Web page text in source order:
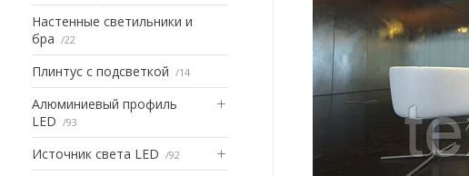
Настенные светильники и
бра
22
Плинтус с подсветкой 14
Алюминиевый профиль
LED
93
Источник света LED 92